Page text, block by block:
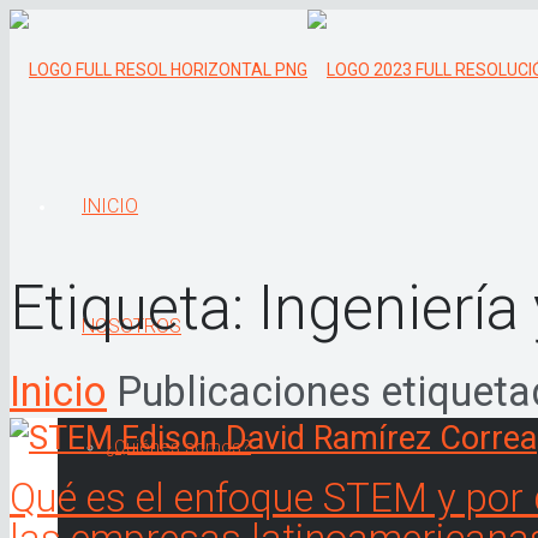
INICIO
NOSOTROS
¿Quiénes somos?
Etiqueta:
Inicio Publicaciones
Qué es el enfoque STEM y